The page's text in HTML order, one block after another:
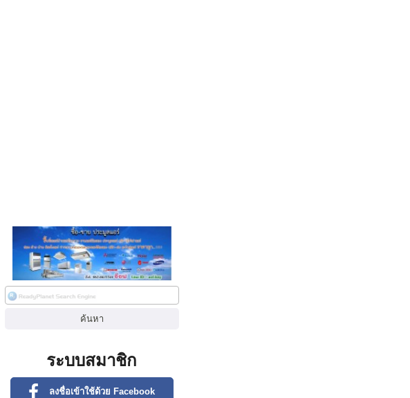
ระบบสมาชิก
ลงชื่อเข้าใช้ด้วย Facebook